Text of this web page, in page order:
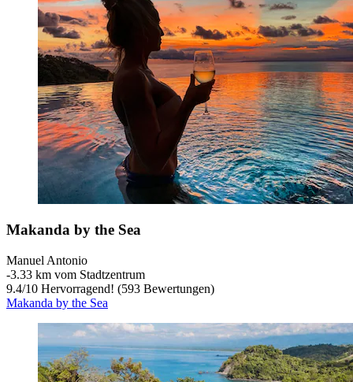
Makanda by the Sea
Manuel Antonio
‐3.33 km vom Stadtzentrum
9.4/10 Hervorragend! (593 Bewertungen)
Makanda by the Sea